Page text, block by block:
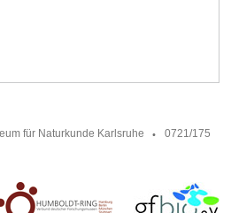
für Naturkunde Karlsruhe
0721/175